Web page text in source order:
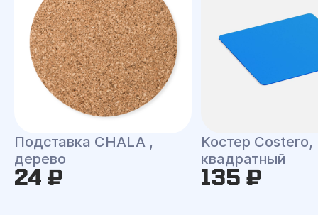
Подставка CHALA ,
дерево
24 ₽
Костер Costero,
квадратный
135 ₽